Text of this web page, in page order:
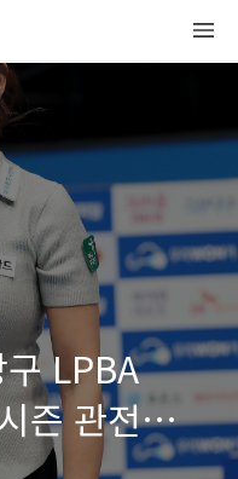
LPBA
즌 관전